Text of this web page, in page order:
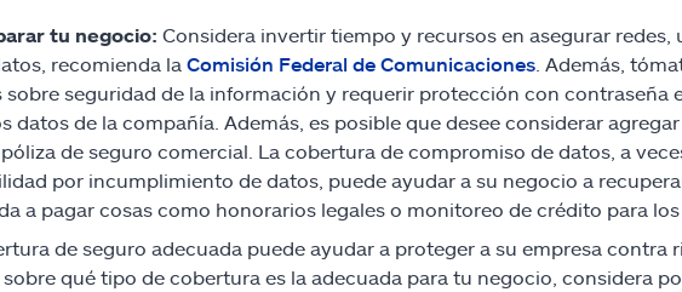
tu negocio: Considera invertir tiempo y recursos en asegurar redes,
recomienda la Comisión Federal de Comunicaciones. Además,
sobre seguridad de la información y requerir protección con contraseña
datos de la compañía. Además, es posible que desee considerar agregar
de seguro comercial. La cobertura de compromiso de datos, a
por incumplimiento de datos, puede ayudar a su negocio a
a pagar cosas como honorarios legales o monitoreo de crédito para los
de seguro adecuada puede ayudar a proteger a su empresa contra
qué tipo de cobertura es la adecuada para tu negocio, considera